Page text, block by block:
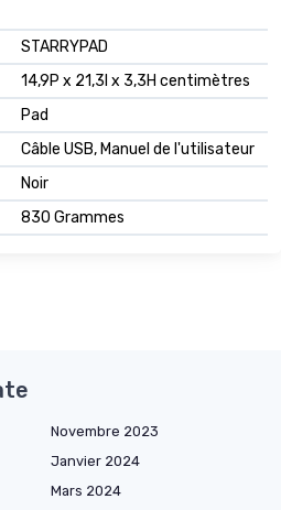
STARRYPAD
14,9P x 21,3l x 3,3H centimètres
Pad
Câble USB, Manuel de l'utilisateur
Noir
830 Grammes
Novembre 2023
Janvier 2024
Mars 2024